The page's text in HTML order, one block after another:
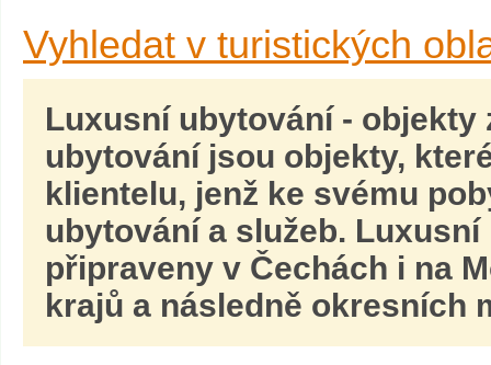
Vyhledat v turistických
Luxusní ubytování - objekty
ubytování jsou objekty,
klientelu, jenž ke svému
ubytování a služeb. Luxusní
připraveny v Čechách i na
krajů a následně okresních